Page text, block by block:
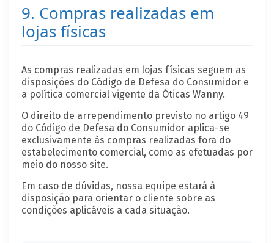
9. Compras realizadas em
lojas físicas
As compras realizadas em lojas físicas seguem as
disposições do Código de Defesa do Consumidor e
a política comercial vigente da Óticas Wanny.
O direito de arrependimento previsto no artigo 49
do Código de Defesa do Consumidor aplica-se
exclusivamente às compras realizadas fora do
estabelecimento comercial, como as efetuadas por
meio do nosso site.
Em caso de dúvidas, nossa equipe estará à
disposição para orientar o cliente sobre as
condições aplicáveis a cada situação.